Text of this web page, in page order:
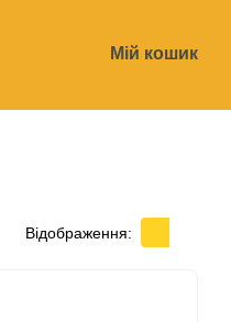
Мій кошик
Відображення: